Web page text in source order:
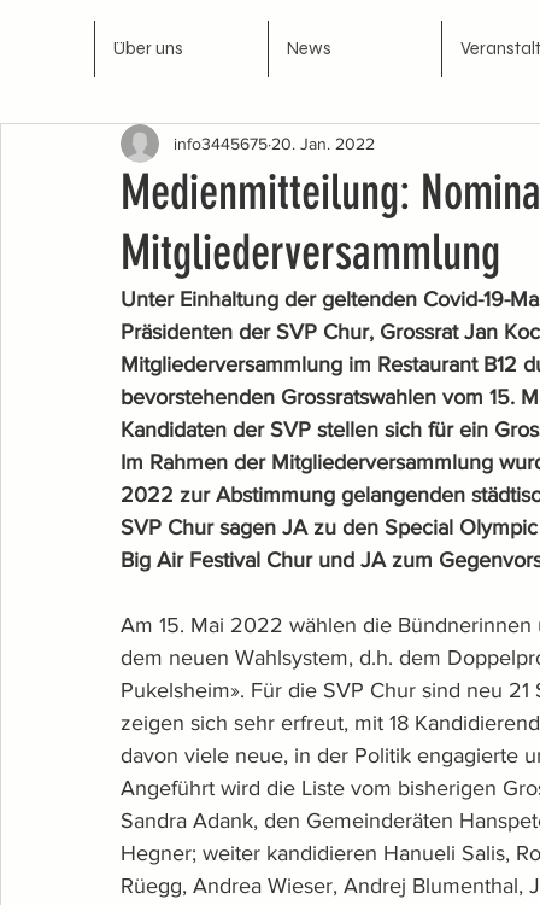
Über uns News
Medienmitteilung:
Mitgliederversammlung
info3445675 20. Jan. 2022
Unter Einhaltung der geltenden Covid-19-
Präsidenten der SVP Chur, Grossrat Jan
Mitgliederversammlung im Restaurant B12
bevorstehenden Grossratswahlen vom 15.
Kandidaten der SVP stellen sich für ein
Im Rahmen der Mitgliederversammlung
2022 zur Abstimmung gelangenden
SVP Chur sagen JA zu den Special
Big Air Festival Chur und JA zum
Am 15. Mai 2022 wählen die
dem neuen Wahlsystem, d.h. dem
Pukelsheim». Für die SVP Chur sind neu
zeigen sich sehr erfreut, mit 18
davon viele neue, in der Politik engagierte
Angeführt wird die Liste vom bisherigen
Sandra Adank, den Gemeinderäten
Hegner; weiter kandidieren Hanueli Salis,
Rüegg, Andrea Wieser, Andrej